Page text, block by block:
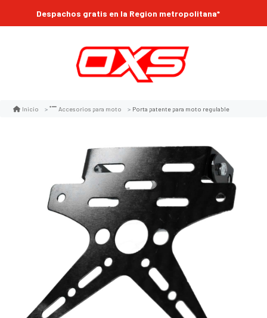
Despachos gratis en la Region metropolitana*
Inicio Accesorios para moto Porta patente para moto regulable